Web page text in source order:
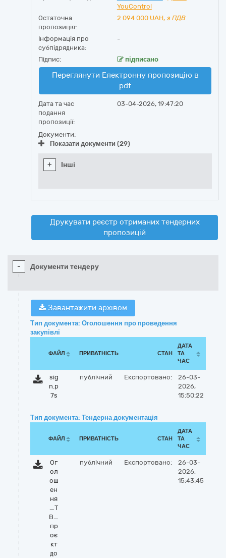
YouControl
Остаточна
пропозиція:
2 094 000 UAH, з ПДВ
Інформація про
субпідрядника:
-
Підпис: підписано
Переглянути Електронну пропозицію в
pdf
Дата та час
подання
пропозиції:
03-04-2026, 19:47:20
Документи:
Показати документи (29)
+ Інші
Друкувати реєстр отриманих тендерних
пропозицій
- Документи тендеру
Завантажити архівом
Тип документа: Оголошення про проведення
закупівлі
ФАЙЛ ПРИВАТНІСТЬ СТАН
ДАТА
ТА
ЧАС
sig
n.p
7s
публічний Експортовано:
26-03-
2026,
15:50:22
Тип документа: Тендерна документація
ФАЙЛ ПРИВАТНІСТЬ СТАН
ДАТА
ТА
ЧАС
Ог
ол
ош
ен
ня
_Т
В_
пр
оє
кт
до
публічний Експортовано:
26-03-
2026,
15:43:45